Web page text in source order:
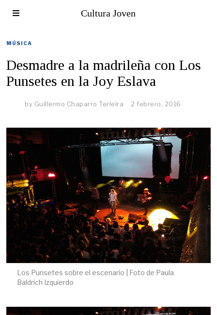
Cultura Joven
MÚSICA
Desmadre a la madrileña con Los
Punsetes en la Joy Eslava
by Guillermo Chaparro Terleira 2 febrero, 2016
Los Punsetes sobre el escenario | Foto de Paula
Baldrich Izquierdo